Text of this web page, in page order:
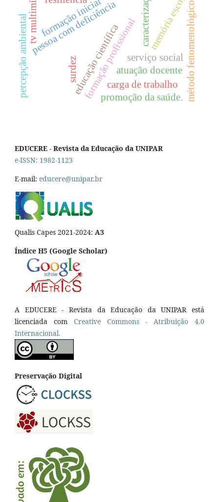
pessoa com deficiência
formação profissionalserviço social método fenomenológico
percepção ambiental caracterização
educação científica
memória escolar
promoção da saúde.
formação inicial
tv multimídia
atuação docente
surdez
carga de trabalho
EDUCERE - Revista da Educação da UNIPAR
e-ISSN: 1982-1123
E-mail: educere@unipar.br
Qualis Capes 2021-2024: A3
Índice H5 (Google Scholar)
A EDUCERE - Revista da Educação da UNIPAR está
licenciada com CreativeCommons - Atribuição 4.0
Internacional.
Preservação Digital